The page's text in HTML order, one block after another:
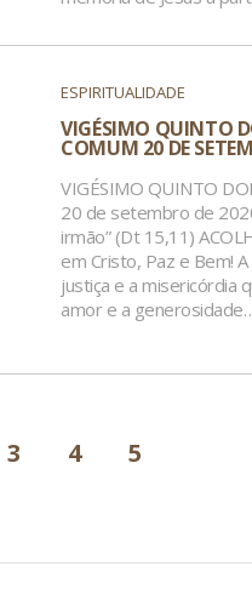
ESPIRITUALIDADE
VIGÉSIMO QUINTO
COMUM 20 DE
VIGÉSIMO QUINTO
20 de setembro de
irmão” (Dt 15,11)
em Cristo, Paz e Bem!
justiça e a misericórdia
amor e a
3 4 5